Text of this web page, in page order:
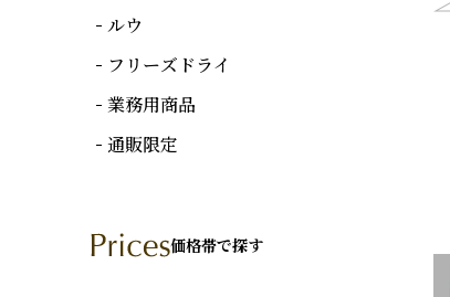
ルウ
フリーズドライ
業務用商品
通販限定
価格帯で探す